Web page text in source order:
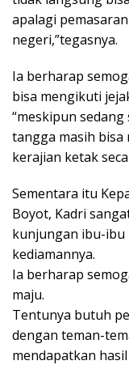
apalagi
negeri,”tegasnya.
Ia berharap
bisa mengikuti
“meskipun
tangga masih
kerajian ketak
Sementara itu
Boyot, Kadri
kunjungan ibu-
kediamannya.
Ia berharap
maju.
Tentunya butuh
dengan teman-
mendapatkan